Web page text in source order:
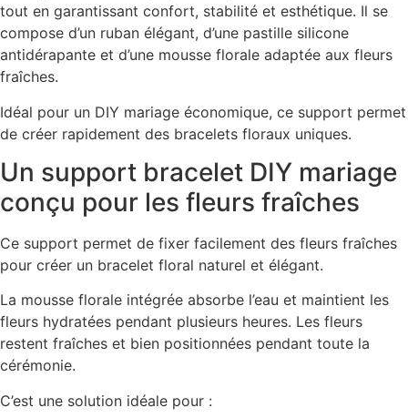
tout en garantissant confort, stabilité et esthétique. Il se
compose d’un ruban élégant, d’une pastille silicone
antidérapante et d’une mousse florale adaptée aux fleurs
fraîches.
Idéal pour un DIY mariage économique, ce support permet
de créer rapidement des bracelets floraux uniques.
Un support bracelet DIY mariage
conçu pour les fleurs fraîches
Ce support permet de fixer facilement des fleurs fraîches
pour créer un bracelet floral naturel et élégant.
La mousse florale intégrée absorbe l’eau et maintient les
fleurs hydratées pendant plusieurs heures. Les fleurs
restent fraîches et bien positionnées pendant toute la
cérémonie.
C’est une solution idéale pour :